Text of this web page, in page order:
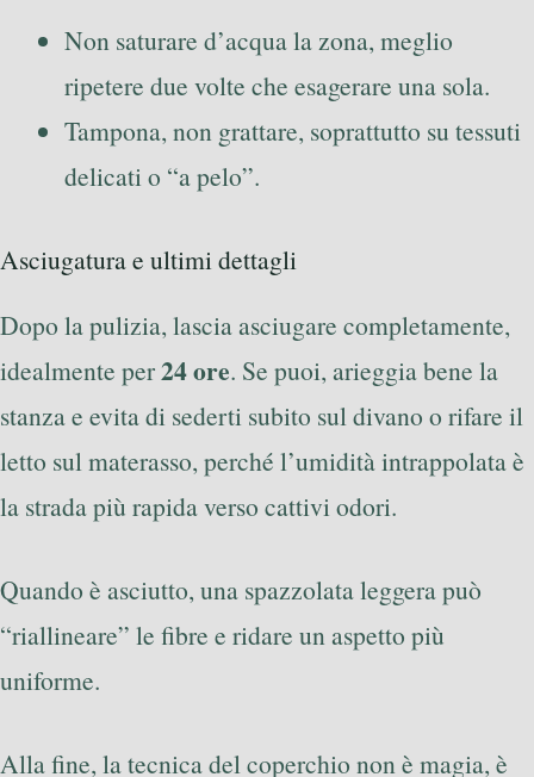
Non saturare d’acqua la zona, meglio
ripetere due volte che esagerare una sola.
Tampona, non grattare, soprattutto su tessuti
delicati o “a pelo”.
Asciugatura e ultimi dettagli
Dopo la pulizia, lascia asciugare completamente,
idealmente per24 ore. Se puoi, arieggia bene la
stanza e evita di sederti subito sul divano o rifare il
letto sul materasso, perché l’umidità intrappolata è
la strada più rapida verso cattivi odori.
Quando è asciutto, una spazzolata leggera può
“riallineare” le fibre e ridare un aspetto più
uniforme.
Alla fine, la tecnica del coperchio non è magia, è